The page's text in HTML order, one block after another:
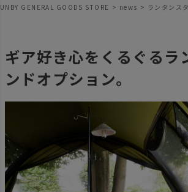
UNBY GENERAL GOODS STORE news ランタンス
ギア好き心をくるぐるラ
ンドオプション。